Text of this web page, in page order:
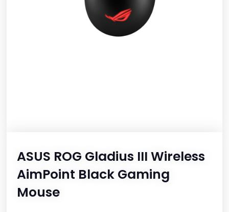
ASUS ROG Gladius III Wireless
AimPoint Black Gaming
Mouse